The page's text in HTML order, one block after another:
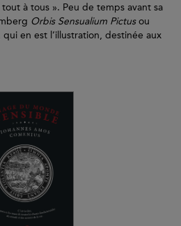
tout à tous ». Peu de temps avant sa
Orbis Sensualium Pictusou
qui en est l’illustration, destinée aux